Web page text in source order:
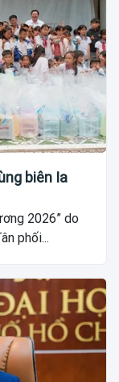
biên Ia
2026” do
phối...